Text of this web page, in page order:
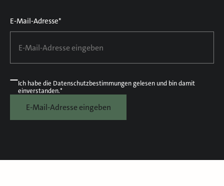
E-Mail-Adresse*
Ich habe die Datenschutzbestimmungengelesen und bin damit
einverstanden.*
E-Mail-Adresse eingeben